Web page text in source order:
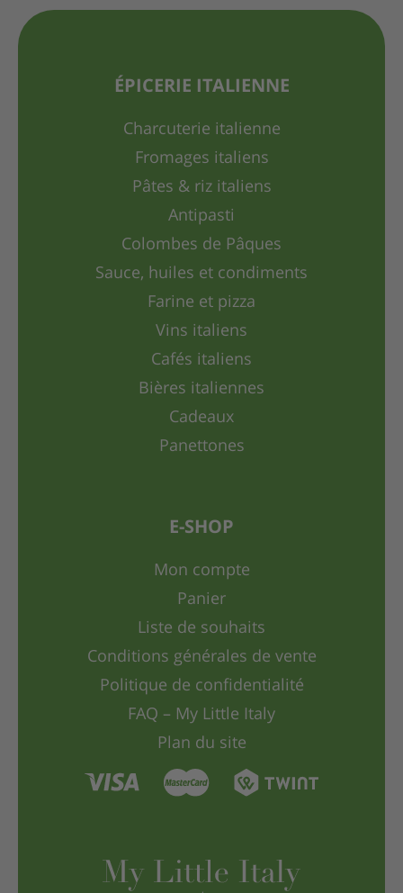
ÉPICERIE ITALIENNE
Charcuterie italienne
Fromages italiens
Pâtes & riz italiens
Antipasti
Colombes de Pâques
Sauce, huiles et condiments
Farine et pizza
Vins italiens
Cafés italiens
Bières italiennes
Cadeaux
Panettones
E-SHOP
Mon compte
Panier
Liste de souhaits
Conditions générales de vente
Politique de confidentialité
FAQ – My Little Italy
Plan du site